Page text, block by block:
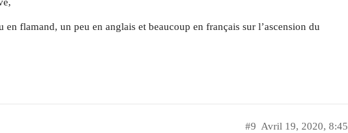
en flamand, un peu en anglais et beaucoup en français sur l’ascension du
Avril 19, 2020, 8:45
#9